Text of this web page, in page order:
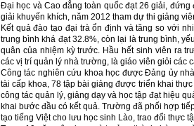
Đại học và Cao đẳng toàn quốc đạt 26 giải,
giải khuyến khích, năm 2012 tham dự thi giảng
Kết quả đào tạo đại trà ổn định và tăng so với
trung bình khá đạt 32.8%, còn lại là trung bình,
quân của nhiệm kỳ trước. Hầu hết sinh viên ra
các vị trí quản lý nhà trường, là giáo viên giỏi các
Công tác nghiên cứu khoa học được Đảng ủy
tài cấp khoa, 78 tập bài giảng được triển khai
công tác quản lý, giảng dạy và học tập đạt hiệu
khai bước đầu có kết quả. Trường đã phối hợp
tạo tiếng Việt cho lưu học sinh Lào, trao đổi thực